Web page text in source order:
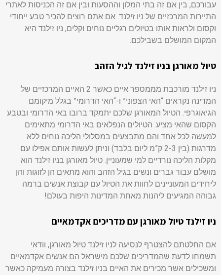
עבורכם, בין אם זה בתי המלון וההסעות ובין אם זה הכניסות לאתרי
התיירות המרכזיים של ניו זילנד. אם אתם רוצים להכיר טבע ייחודי
וקסום ולראות אותו בטיולים רגליים נוחים וקלים, ניו זילנד היא
המקום המושלם בשבילכם.
טיול מאורגן בניו זילנד לגיל הזהב
ניו זילנד מורכבת מממספר איים כאשר 2 האיים המרכזיים של
המדינה נקראים “האי הצפוני” ו-“האי הדרומי” בגלל מיקומם
הגיאוגרפי. הטיול המאורגן שלכם יתמקד ברובו באי הדרומי ובטבע
הקסום שהאי מציע. הטיולים הנפלאים באי הדרומי מתאימים
למעשה לכל אחד והם מתבצעים במסלולי הליכה נוחים ללא
מדרגות (בין 2-3 ק”מ ליום בלבד) וניתן לעשות אותם אפילו עם
מקלות הליכה נורדיים למי שמעוניין. טיול מאורגן בניו זילנד הוא
מושלם עבור גברים ונשים בגיל הזהב והוא מתאים הן לזוגות והן
ליחידים המעוניינים לחוות את הטיול עם קבוצת אנשים ברמה
גבוהה המגיעים ליהנות מאחת המדינות היפות בעולם!
ניו זילנד טיול מאורגן עם מדריכים אקדמאיים
אם החלטתם להצטרף לנסיעה לניו זילנד טיול מאורגן, וודאי
תשמחו לדעת שהמדריכים שלכם מישראל הם אנשים אקדמאיים
ומשכילים אשר מכירים את האיים בניו זילנד בצורה מעמיקה כאשר